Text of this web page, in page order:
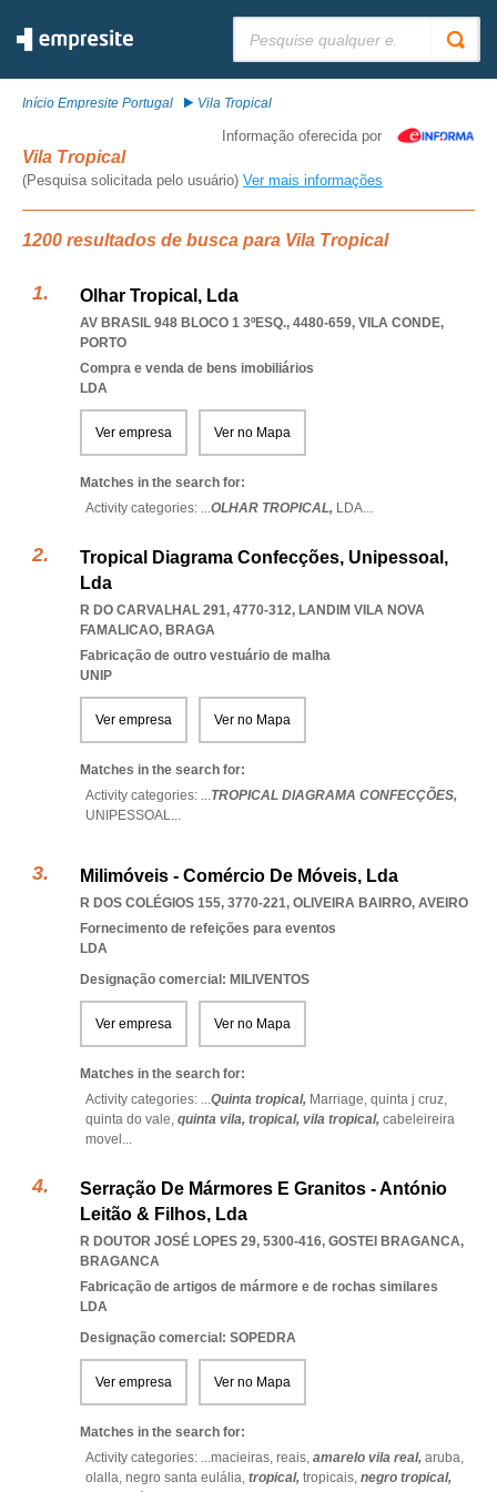
Início Empresite Portugal Vila Tropical
Informação oferecida por
Vila Tropical
(Pesquisa solicitada pelo usuário) Ver mais informações
1200 resultados de busca para Vila Tropical
Olhar Tropical, Lda
AV BRASIL 948 BLOCO 1 3ºESQ., 4480-659, VILA CONDE,
PORTO
Compra e venda de bens imobiliários
LDA
Ver empresa Ver no Mapa
Matches in the search for:
Activity categories: ...OLHAR TROPICAL, LDA...
Tropical Diagrama Confecções, Unipessoal,
Lda
R DO CARVALHAL 291, 4770-312, LANDIM VILA NOVA
FAMALICAO, BRAGA
Fabricação de outro vestuário de malha
UNIP
Ver empresa Ver no Mapa
Matches in the search for:
Activity categories: ...TROPICAL DIAGRAMA CONFECÇÕES,
UNIPESSOAL...
Milimóveis - Comércio De Móveis, Lda
R DOS COLÉGIOS 155, 3770-221, OLIVEIRA BAIRRO, AVEIRO
Fornecimento de refeições para eventos
LDA
Designação comercial: MILIVENTOS
Ver empresa Ver no Mapa
Matches in the search for:
Activity categories: ...Quinta tropical, Marriage, quinta j cruz,
quinta do vale, quinta vila, tropical, vila tropical, cabeleireira
movel ...
Serração De Mármores E Granitos - António
Leitão & Filhos, Lda
R DOUTOR JOSÉ LOPES 29, 5300-416, GOSTEI BRAGANCA,
BRAGANCA
Fabricação de artigos de mármore e de rochas similares
LDA
Designação comercial: SOPEDRA
Ver empresa Ver no Mapa
Matches in the search for:
Activity categories: ...macieiras, reais, amarelo vila real, aruba,
olalla, negro santa eulália, tropical, tropicais, negro tropical,